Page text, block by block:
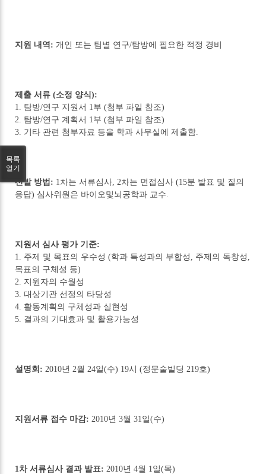
지원 내역: 개인 또는 팀별 연구/탐방에 필요한 적정 경비
제출 서류 (소정 양식):
1. 탐방/연구 지원서 1부 (첨부 파일 참조)
2. 탐방/연구 계획서 1부 (첨부 파일 참조)
3. 기타 관련 첨부자료 등을 학과 사무실에 제출함.
선발 방법: 1차는 서류심사, 2차는 면접심사 (15분 발표 및 질의
응답) 심사위원은 바이오및뇌공학과 교수.
지원서 심사 평가 기준:
1. 주제 및 목표의 우수성 (학과 특성과의 부합성, 주제의 독창성,
목표의 구체성 등)
2. 지원자의 수월성
3. 대상기관 선정의 타당성
4. 활동계획의 구체성과 실현성
5. 결과의 기대효과 및 활용가능성
설명회: 2010년 2월 24일(수) 19시 (정문술빌딩 219호)
지원서류 접수 마감: 2010년 3월 31일(수)
1차 서류심사 결과 발표: 2010년 4월 1일(목)
목록
열기